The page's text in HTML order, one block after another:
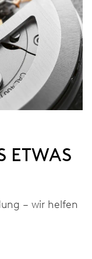
ETWAS
– wir helfen